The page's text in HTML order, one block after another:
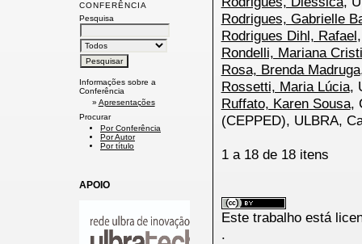
CONFERÊNCIA
Pesquisa
Informações sobre a
Conferência
» Apresentações
Procurar
Por Conferência
Por Autor
Por título
APOIO
Rodrigues, Gabrielle
Rodrigues Dihl, Rafael
Rondelli, Mariana
Rosa, Brenda Madruga
Rossetti, Maria Lúcia,
Ruffato, Karen Sousa,
(CEPPED), ULBRA,
1 a 18 de 18 itens
Este trabalho está
.